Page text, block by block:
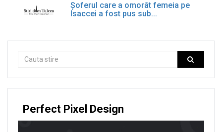
Șoferul care a omorât femeia pe
Isaccei a fost pus sub...
Perfect Pixel Design